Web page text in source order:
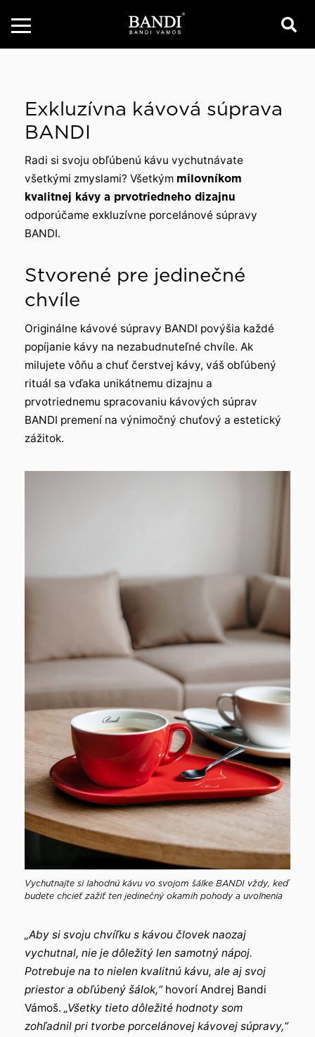
Exkluzívna kávová súprava
BANDI
Radi si svoju obľúbenú kávu vychutnávate
všetkými zmyslami? Všetkým milovníkom
kvalitnej kávy a prvotriedneho dizajnu
odporúčame exkluzívne porcelánové súpravy
BANDI.
Stvorené pre jedinečné
chvíle
Originálne kávové súpravy BANDI povýšia každé
popíjanie kávy na nezabudnuteľné chvíle. Ak
milujete vôňu a chuť čerstvej kávy, váš obľúbený
rituál sa vďaka unikátnemu dizajnu a
prvotriednemu spracovaniu kávových súprav
BANDI premení na výnimočný chuťový a estetický
zážitok.
Vychutnajte si lahodnú kávu vo svojom šálke BANDI vždy, keď
budete chcieť zažiť ten jedinečný okamih pohody a uvoľnenia
„Aby si svoju chvíľku s kávou človek naozaj
vychutnal, nie je dôležitý len samotný nápoj.
Potrebuje na to nielen kvalitnú kávu, ale aj svoj
priestor a obľúbený šálok,“hovorí Andrej Bandi
Vámoš. „Všetky tieto dôležité hodnoty som
zohľadnil pri tvorbe porcelánovej kávovej súpravy,“